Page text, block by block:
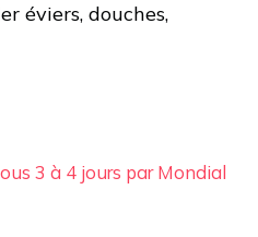
éviers, douches,
3 à 4 jours par Mondial